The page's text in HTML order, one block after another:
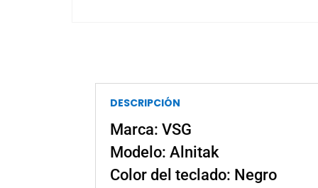
DESCRIPCIÓN
Marca: VSG
Modelo: Alnitak
Color del teclado: Negro